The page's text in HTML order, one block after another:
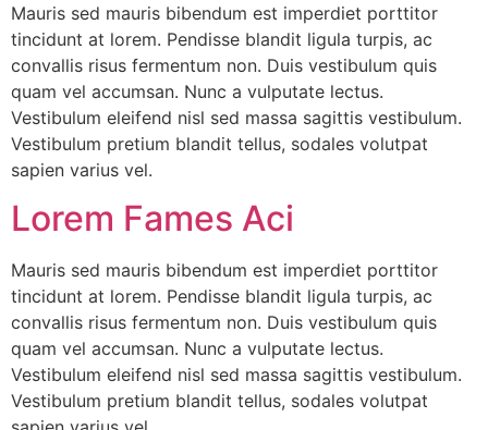
Mauris sed mauris bibendum est imperdiet porttitor
tincidunt at lorem. Pendisse blandit ligula turpis, ac
convallis risus fermentum non. Duis vestibulum quis
quam vel accumsan. Nunc a vulputate lectus.
Vestibulum eleifend nisl sed massa sagittis vestibulum.
Vestibulum pretium blandit tellus, sodales volutpat
sapien varius vel.
Lorem Fames Aci
Mauris sed mauris bibendum est imperdiet porttitor
tincidunt at lorem. Pendisse blandit ligula turpis, ac
convallis risus fermentum non. Duis vestibulum quis
quam vel accumsan. Nunc a vulputate lectus.
Vestibulum eleifend nisl sed massa sagittis vestibulum.
Vestibulum pretium blandit tellus, sodales volutpat